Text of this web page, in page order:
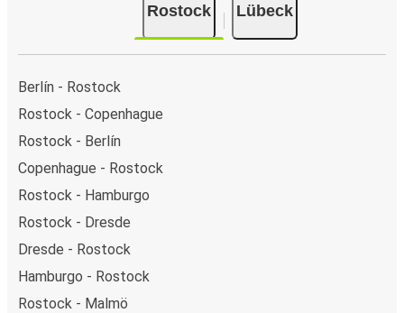
Rostock Lübeck
Berlín - Rostock
Rostock - Copenhague
Rostock - Berlín
Copenhague - Rostock
Rostock - Hamburgo
Rostock - Dresde
Dresde - Rostock
Hamburgo - Rostock
Rostock - Malmö